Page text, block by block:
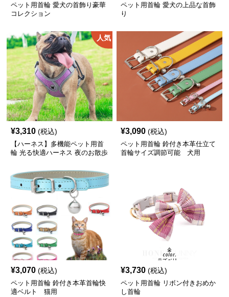
ペット用首輪 愛犬の首飾り豪華
コレクション
ペット用首輪 愛犬の上品な首飾
り
人気
¥3,310 (税込)
【ハーネス】多機能ペット用首
輪 光る快適ハーネス 夜のお散歩
かわいい 脱げない 胴輪 介護
¥3,090 (税込)
ペット用首輪 鈴付き本革仕立て
首輪サイズ調節可能 犬用
¥3,070 (税込)
ペット用首輪 鈴付き本革首輪快
適ベルト 猫用
¥3,730 (税込)
ペット用首輪 リボン付きおめか
し首輪